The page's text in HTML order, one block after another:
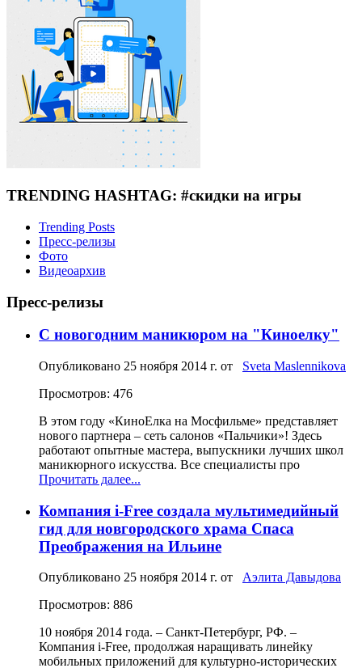
TRENDING HASHTAG: #скидки на игры
Trending Posts
Пресс-релизы
Фото
Видеоархив
Пресс-релизы
С новогодним маникюром на "Киноелку"
Опубликовано 25 ноября 2014 г. от Sveta Maslennikova
Просмотров: 476
В этом году «КиноЕлка на Мосфильме» представляет
нового партнера – сеть салонов «Пальчики»! Здесь
работают опытные мастера, выпускники лучших школ
маникюрного искусства. Все специалисты про
Прочитать далее...
Компания i-Free создала мультимедийный
гид для новгородского храма Спаса
Преображения на Ильине
Опубликовано 25 ноября 2014 г. от Аэлита Давыдова
Просмотров: 886
10 ноября 2014 года. – Санкт-Петербург, РФ. –
Компания i-Free, продолжая наращивать линейку
мобильных приложений для культурно-исторических